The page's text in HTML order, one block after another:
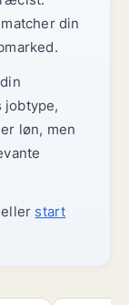
din
jobtype,
løn, men
start